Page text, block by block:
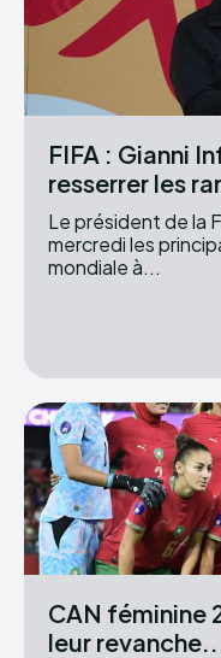
FIFA : Gianni
resserrer les
Le président de la
mercredi les
mondiale à...
CAN féminine
leur revanche...